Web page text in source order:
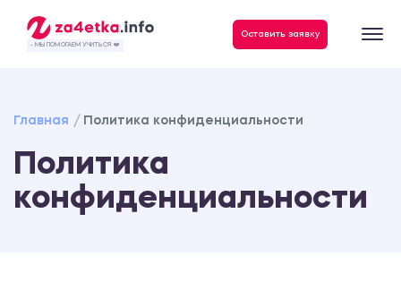
- МЫ ПОМОГАЕМ УЧИТЬСЯ ❤️
Оставить заявку
Главная Политика конфиденциальности
Политика
конфиденциальности